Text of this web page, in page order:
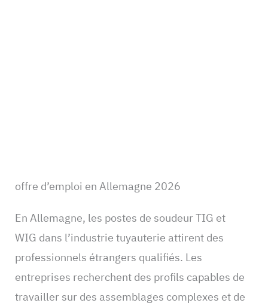
offre d’emploi en Allemagne 2026
En Allemagne, les postes de soudeur TIG et
WIG dans l’industrie tuyauterie attirent des
professionnels étrangers qualifiés. Les
entreprises recherchent des profils capables de
travailler sur des assemblages complexes et de